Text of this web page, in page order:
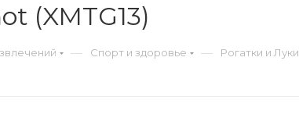
(XMTG13)
— Спорт и здоровье — Рогатки и Луки